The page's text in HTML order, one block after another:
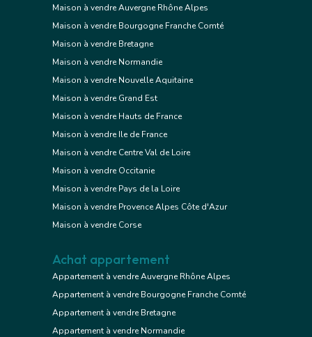
Maison à vendre Auvergne Rhône Alpes
Maison à vendre Bourgogne Franche Comté
Maison à vendre Bretagne
Maison à vendre Normandie
Maison à vendre Nouvelle Aquitaine
Maison à vendre Grand Est
Maison à vendre Hauts de France
Maison à vendre Ile de France
Maison à vendre Centre Val de Loire
Maison à vendre Occitanie
Maison à vendre Pays de la Loire
Maison à vendre Provence Alpes Côte d'Azur
Maison à vendre Corse
Achat appartement
Appartement à vendre Auvergne Rhône Alpes
Appartement à vendre Bourgogne Franche Comté
Appartement à vendre Bretagne
Appartement à vendre Normandie